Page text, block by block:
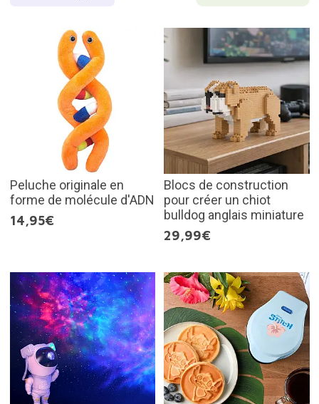
Peluche originale en
forme de molécule d'ADN
14,95€
Blocs de construction
pour créer un chiot
bulldog anglais miniature
29,99€